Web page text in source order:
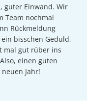
guter Einwand. Wir
Team nochmal
Rückmeldung
bisschen Geduld,
mal gut rüber ins
einen guten
Jahr!